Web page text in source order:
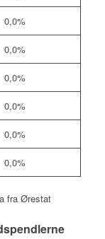
0,0%
0,0%
0,0%
0,0%
0,0%
0,0%
fra Ørestat